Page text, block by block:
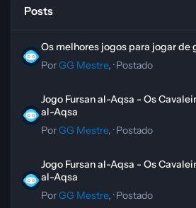
Posts
Os melhores jogos para jogar de
PorGG Mestre, ·Postado
Jogo Fursan al-Aqsa - Os
al-Aqsa
PorGG Mestre, ·Postado
Jogo Fursan al-Aqsa - Os
al-Aqsa
PorGG Mestre, ·Postado